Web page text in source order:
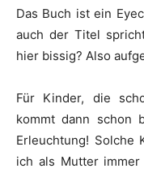
Das Buch ist ein
auch der Titel
hier bissig? Also
Für Kinder, die
kommt dann schon
Erleuchtung! Solche
ich als Mutter